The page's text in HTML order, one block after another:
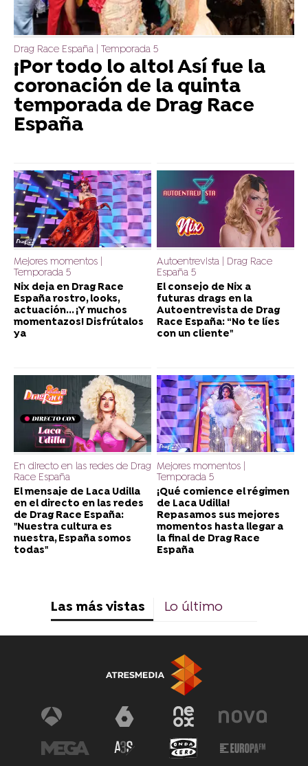
Drag Race España | Temporada 5
¡Por todo lo alto! Así fue la
coronación de la quinta
temporada de Drag Race
España
Mejores momentos |
Temporada 5
Nix deja en Drag Race
España rostro, looks,
actuación... ¡Y muchos
momentazos! Disfrútalos
ya
Autoentrevista | Drag Race
España 5
El consejo de Nix a
futuras drags en la
Autoentrevista de Drag
Race España: “No te líes
con un cliente"
En directo en las redes de Drag
Race España
El mensaje de Laca Udilla
en el directo en las redes
de Drag Race España:
"Nuestra cultura es
nuestra, España somos
todas"
Mejores momentos |
Temporada 5
¡Qué comience el régimen
de Laca Udilla!
Repasamos sus mejores
momentos hasta llegar a
la final de Drag Race
España
Las más vistas Lo último